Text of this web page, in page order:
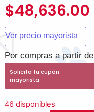
$48,636.00
Ver precio mayorista
Por compras a partir de
Solicita tu cupón
mayorista
46 disponibles